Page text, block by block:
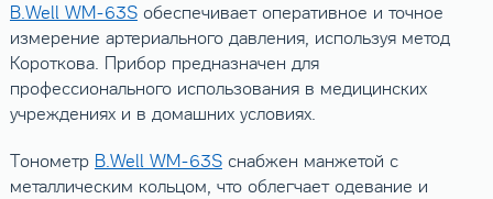
B.Well WM-63Sобеспечивает оперативное и точное
измерение артериального давления, используя метод
Короткова. Прибор предназначен для
профессионального использования в медицинских
учреждениях и в домашних условиях.
Тонометр B.Well WM-63Sснабжен манжетой с
металлическим кольцом, что облегчает одевание и